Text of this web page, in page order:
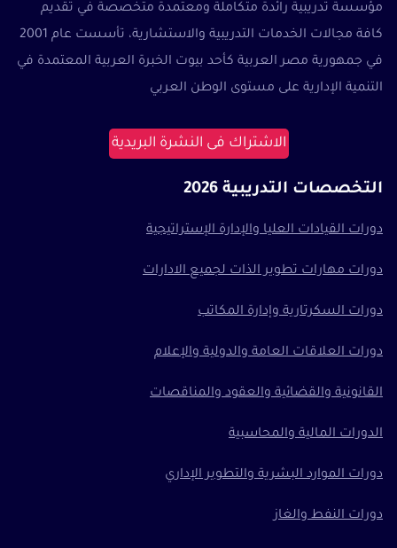
مؤسسة تدريبية رائدة متكاملة ومعتمدة متخصصة في تقديم
كافة مجالات الخدمات التدريبية والاستشارية، تأسست عام 2001
في جمهورية مصر العربية كأحد بيوت الخبرة العربية المعتمدة في
التنمية الإدارية على مستوى الوطن العربي
الاشتراك فى النشرة البريدية
التخصصات التدريبية 2026
دورات القيادات العليا والإدارة الإستراتيجية
دورات مهارات تطوير الذات لجميع الادارات
دورات السكرتارية وإدارة المكاتب
دورات العلاقات العامة والدولية والإعلام
القانونية والقضائية والعقود والمناقصات
الدورات المالية والمحاسبية
دورات الموارد البشرية والتطوير الإداري
دورات النفط والغاز